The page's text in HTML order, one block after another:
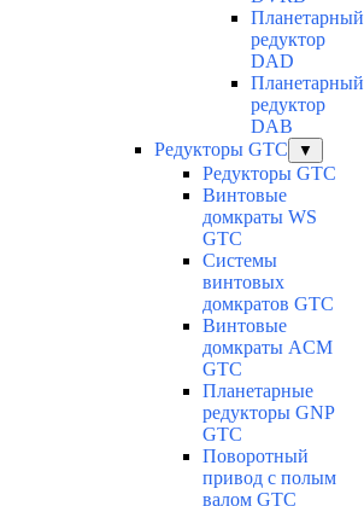
Планетарный
редуктор
DAD
Планетарный
редуктор
DAB
Редукторы GTC
▼
Редукторы GTC
Винтовые
домкраты WS
GTC
Системы
винтовых
домкратов GTC
Винтовые
домкраты ACM
GTC
Планетарные
редукторы GNP
GTC
Поворотный
привод с полым
валом GTC